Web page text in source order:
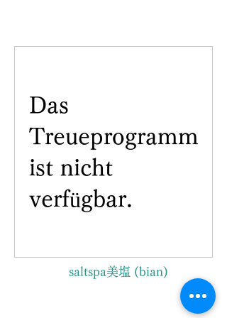
Das
Treueprogramm
ist nicht
verfügbar.
saltspa美塩 (bian)